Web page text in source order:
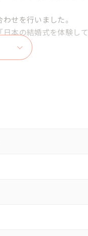
せを行いました。
本の結婚式を体験し
と。目的のためなら世
と表現されたの
サイと新婦様の好きな